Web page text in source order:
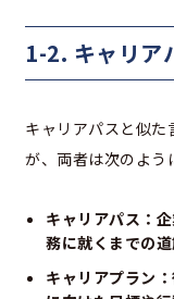
1-2. キャリア
キャリアパスと似
が、両者は次のよう
キャリアパス：
務に就くまでの
キャリアプラン